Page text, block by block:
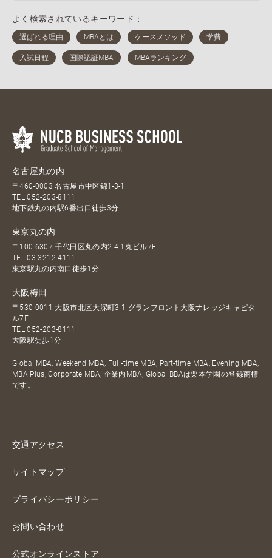
よく検索されているキーワード：
名古屋丸の内
〒460-0003 名古屋市中区錦1-3-1
TEL052-203-8111
地下鉄丸の内駅6番出口徒歩3分
東京丸の内
〒100-6307 千代田区丸の内2-4-1丸ビル7F
TEL03-3212-4111
東京駅丸の内南口徒歩1分
大阪梅田
〒530-0011 大阪市北区大深町3-1 グランフロント大阪ナレッジキャピタ
ル7F
TEL052-203-8111
大阪駅徒歩1分
Global MBA, Weekend MBA, Full-time MBA, Part-time MBA, Evening MBA,
MBA Plus, Corporate MBA, 企業内MBA, Global BBAは栗本学園の登録商標
です。
交通アクセス
サイトマップ
プライバシーポリシー
お問い合わせ
公式オンラインストア